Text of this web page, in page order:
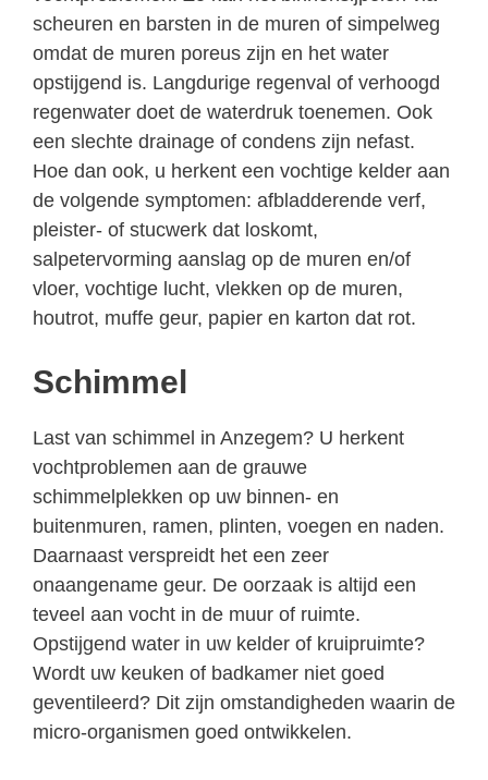
scheuren en barsten in de muren of simpelweg
omdat de muren poreus zijn en het water
opstijgend is. Langdurige regenval of verhoogd
regenwater doet de waterdruk toenemen. Ook
een slechte drainage of condens zijn nefast.
Hoe dan ook, u herkent een vochtige kelder aan
de volgende symptomen: afbladderende verf,
pleister- of stucwerk dat loskomt,
salpetervorming aanslag op de muren en/of
vloer, vochtige lucht, vlekken op de muren,
houtrot, muffe geur, papier en karton dat rot.
Schimmel
Last van schimmel in Anzegem? U herkent
vochtproblemen aan de grauwe
schimmelplekken op uw binnen- en
buitenmuren, ramen, plinten, voegen en naden.
Daarnaast verspreidt het een zeer
onaangename geur. De oorzaak is altijd een
teveel aan vocht in de muur of ruimte.
Opstijgend water in uw kelder of kruipruimte?
Wordt uw keuken of badkamer niet goed
geventileerd? Dit zijn omstandigheden waarin de
micro-organismen goed ontwikkelen.